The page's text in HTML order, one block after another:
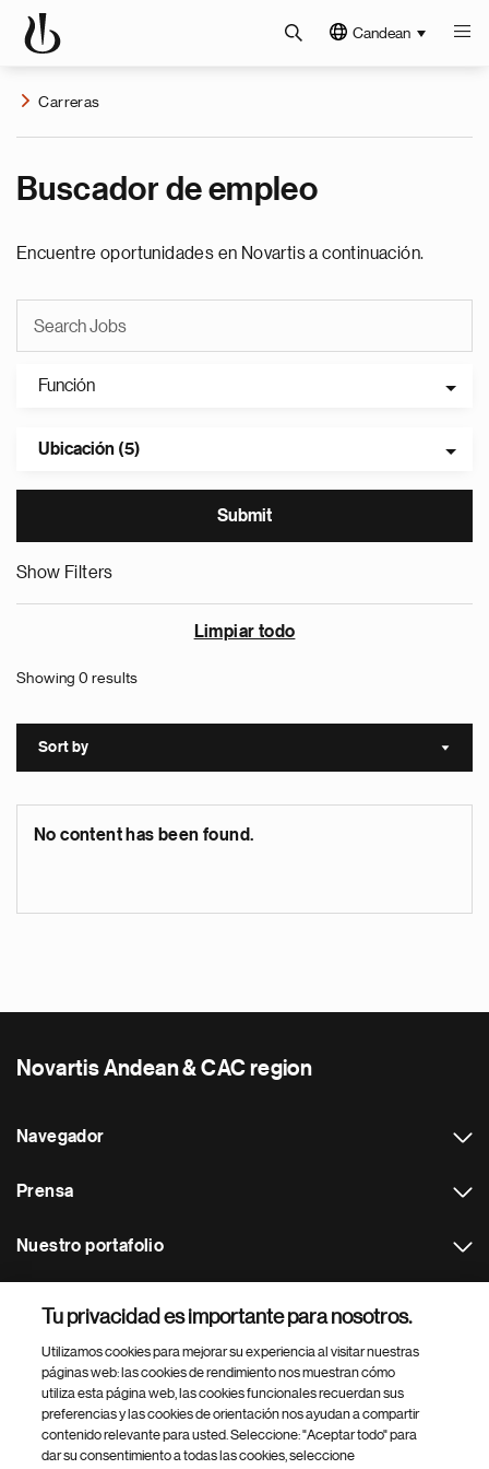
Candean
Carreras
Buscador de empleo
Encuentre oportunidades en Novartis a continuación.
Función
Ubicación (5)
Show Filters
Limpiar todo
Showing 0 results
Sort by Sort
No content has been found.
Novartis Andean & CAC region
Navegador
Prensa
Nuestro portafolio
Footer Site Search
Tu privacidad es importante para nosotros.
Utilizamos cookies para mejorar su experiencia al visitar nuestras
páginas web: las cookies de rendimiento nos muestran cómo
utiliza esta página web, las cookies funcionales recuerdan sus
preferencias y las cookies de orientación nos ayudan a compartir
contenido relevante para usted. Seleccione: "Aceptar todo" para
dar su consentimiento a todas las cookies, seleccione